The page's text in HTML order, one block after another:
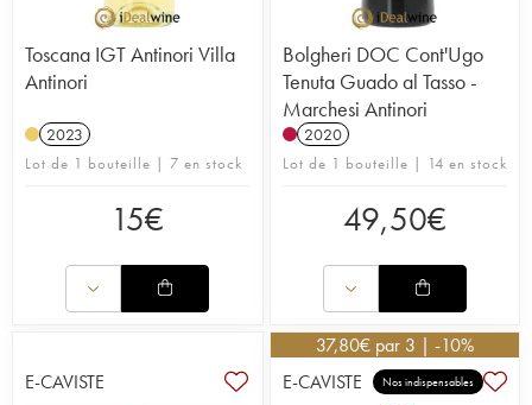
Toscana IGT Antinori Villa
Antinori
2023
Lot de 1 bouteille | 7 en stock
15€
Bolgheri DOC Cont'Ugo
Tenuta Guado al Tasso -
Marchesi Antinori
2020
Lot de 1 bouteille | 14 en stock
49,50€
E-CAVISTE
37,80€ par 3 | -10%
E-CAVISTE
Nos indispensables